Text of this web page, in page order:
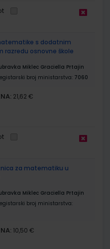
matematike s dodatnim
razredu osnovne škole
Miklec Graciella Prtajin
broj ministarstva: 7060
21,62 €
za matematiku u
Miklec Graciella Prtajin
broj ministarstva:
10,50 €